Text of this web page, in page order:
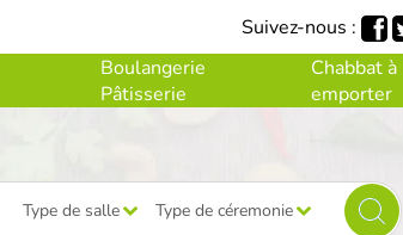
Boulangerie
Pâtisserie
Chabbat à
emporter
Suivez-nous :
Type de salle Type de céremonie